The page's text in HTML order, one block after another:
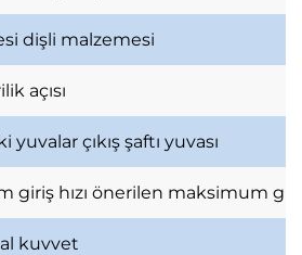
dişli malzemesi
açısı
yuvalar çıkış şaftı yuvası
giriş hızı önerilen maksimum
kuvvet